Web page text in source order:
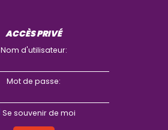
ACCÈS PRIVÉ
Nom d'utilisateur:
Mot de passe:
Se souvenir de moi